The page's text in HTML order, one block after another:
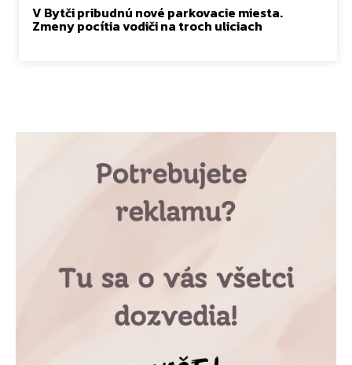
V Bytči pribudnú nové parkovacie miesta.
Zmeny pocítia vodiči na troch uliciach